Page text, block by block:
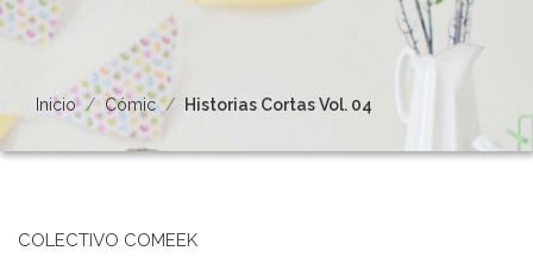
Inicio Cómic Historias Cortas Vol. 04
COLECTIVO COMEEK